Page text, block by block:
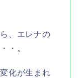
、エレナの
・。
化が生まれ